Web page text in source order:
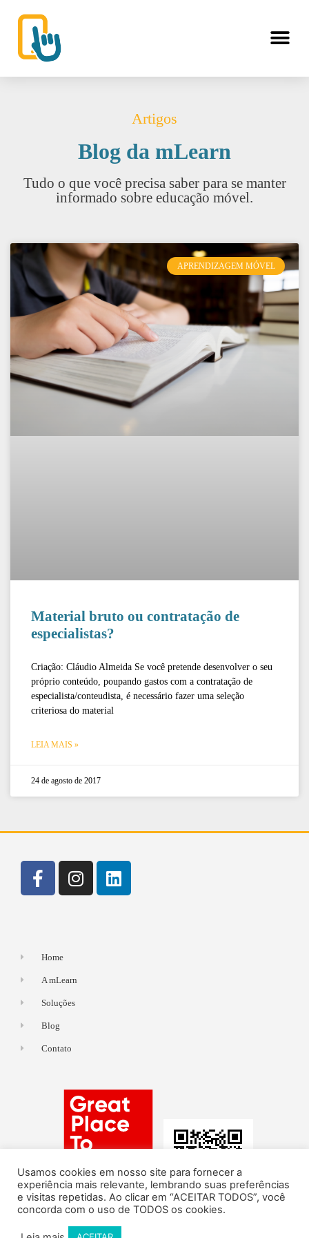
Artigos
Blog da mLearn
Tudo o que você precisa saber para se manter
informado sobre educação móvel.
APRENDIZAGEM MÓVEL
Material bruto ou contratação de
especialistas?
Criação: Cláudio Almeida Se você pretende desenvolver o seu
próprio conteúdo, poupando gastos com a contratação de
especialista/conteudista, é necessário fazer uma seleção
criteriosa do material
LEIA MAIS »
24 de agosto de 2017
Home
A mLearn
Soluções
Blog
Contato
Usamos cookies em nosso site para fornecer a
experiência mais relevante, lembrando suas preferências
e visitas repetidas. Ao clicar em “ACEITAR TODOS”, você
concorda com o uso de TODOS os cookies.